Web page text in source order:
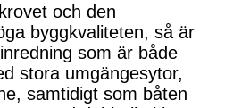
och den
byggkvaliteten, så är
som är både
stora umgängesytor,
samtidigt som båten